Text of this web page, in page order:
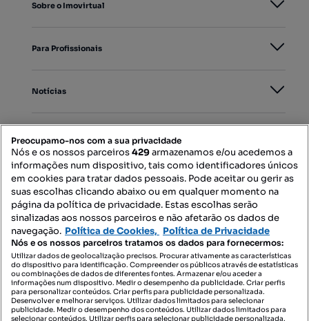
Sobre o Imovirtual
Para Profissionais
Notícias
Mapa do Site
Contacte-nos
SIGA-NOS:
Preocupamo-nos com a sua privacidade
Nós e os nossos parceiros429armazenamos e/ou acedemos a
informações num dispositivo, tais como identificadores únicos
em cookies para tratar dados pessoais. Pode aceitar ou gerir as
suas escolhas clicando abaixo ou em qualquer momento na
página da política de privacidade. Estas escolhas serão
sinalizadas aos nossos parceiros e não afetarão os dados de
navegação. Política de Cookies, Política de Privacidade
Nós e os nossos parceiros tratamos os dados para fornecermos:
Utilizar dados de geolocalização precisos. Procurar ativamente as características
do dispositivo para identificação. Compreender os públicos através de estatísticas
ou combinações de dados de diferentes fontes. Armazenar e/ou aceder a
informações num dispositivo. Medir o desempenho da publicidade. Criar perfis
para personalizar conteúdos. Criar perfis para publicidade personalizada.
Desenvolver e melhorar serviços. Utilizar dados limitados para selecionar
publicidade. Medir o desempenho dos conteúdos. Utilizar dados limitados para
selecionar conteúdos. Utilizar perfis para selecionar publicidade personalizada.